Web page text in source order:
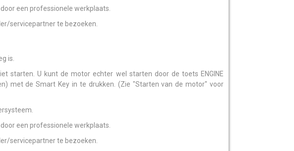
een professionele werkplaats.
servicepartner te bezoeken.
is.
starten. U kunt de motor echter wel starten door de toets ENGINE
met de Smart Key in te drukken. (Zie "Starten van de motor" voor
een professionele werkplaats.
servicepartner te bezoeken.